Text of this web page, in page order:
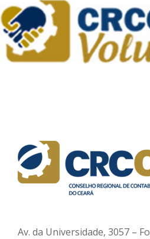
Av. da Universidade, 3057 –